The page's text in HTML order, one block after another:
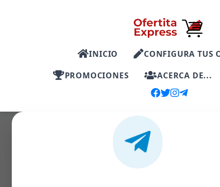
INICIO
CONFIGURA TUS
PROMOCIONES
ACERCA DE...